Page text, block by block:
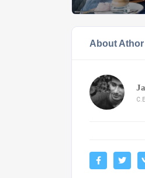
About Athor